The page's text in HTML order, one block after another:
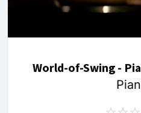
World-of-Swing -